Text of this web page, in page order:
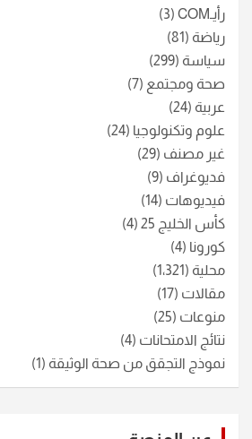
رأيـCOM
(3)
رياضة (81)
سياسة (299)
صحة ومجتمع (7)
عربية (24)
علوم وتكنولوجيا (24)
غير مصنف (29)
فديوغراف (9)
فيديوهات (14)
كأس الخليج 25
(4)
كورونا (4)
محلية (1٬321)
مقالات (17)
منوعات (25)
نتائج الامتحانات (4)
نموذج التجقق من صحة الوثيقة (1)